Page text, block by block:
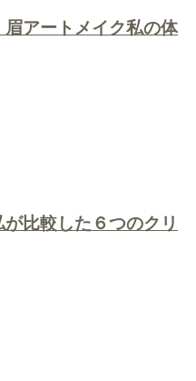
眉アートメイク私の体
が比較した６つのクリ